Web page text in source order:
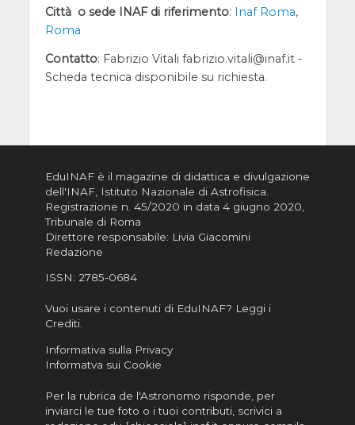
Città o sede INAF di riferimento: Inaf Roma,
Roma
Contatto: Fabrizio Vitali fabrizio.vitali@inaf.it -
Scheda tecnica disponibile su richiesta.
EduINAF è il magazine di didattica e divulgazione
dell'INAF, Istituto Nazionale di Astrofisica
Registrazione n. 45/2020 in data 4 giugno 2020,
Tribunale di Roma
Direttore responsabile: Livia Giacomini
Redazione
ISSN: 2785-0684
Vuoi usare i contenuti di EduINAF? Leggi i
Crediti.
Informativa sulla Privacy
Informatva sui Cookie
Per la rubrica de l'Astronomo risponde, per
inviarci le tue foto o i tuoi contributi, scrivici a